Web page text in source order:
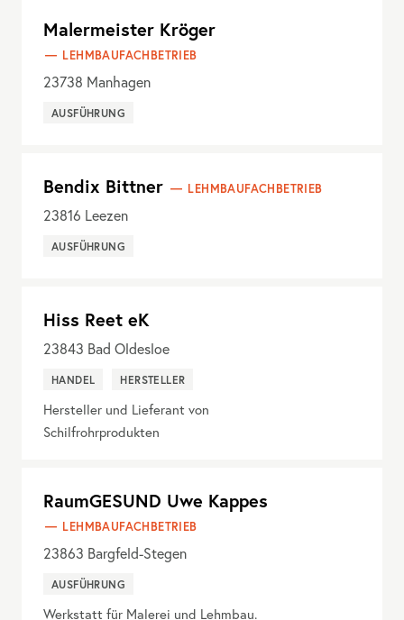
Malermeister Kröger
LEHMBAUFACHBETRIEB
23738 Manhagen
AUSFÜHRUNG
Bendix Bittner LEHMBAUFACHBETRIEB
23816 Leezen
AUSFÜHRUNG
Hiss Reet eK
23843 Bad Oldesloe
HANDEL HERSTELLER
Hersteller und Lieferant von
Schilfrohrprodukten
RaumGESUND Uwe Kappes
LEHMBAUFACHBETRIEB
23863 Bargfeld-Stegen
AUSFÜHRUNG
Werkstatt für Malerei und Lehmbau.